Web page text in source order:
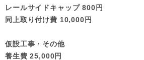
レールサイドキャップ 800円
同上取り付け費 10,000円
仮設工事・その他
養生費 25,000円